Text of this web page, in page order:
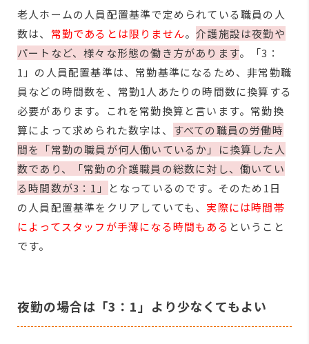
老人ホームの人員配置基準で定められている職員の人
数は、 常勤であるとは限りません。介護施設は夜勤や
パートなど、様々な形態の働き方があります。「3：
1」の人員配置基準は、常勤基準になるため、非常勤職
員などの時間数を、常勤1人あたりの時間数に換算する
必要があります。これを常勤換算と言います。常勤換
算によって求められた数字は、
すべての職員の労働時
間を「常勤の職員が何人働いているか」に換算した人
数であり、「常勤の介護職員の総数に対し、働いてい
る時間数が3：1」
となっているのです。そのため1日
の人員配置基準をクリアしていても、 実際には時間帯
によってスタッフが手薄になる時間もある ということ
です。
夜勤の場合は「3：1」より少なくてもよい